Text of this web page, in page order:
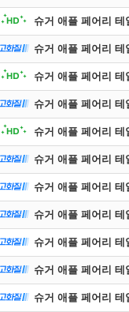
슈거 애플 페어리 테
슈거 애플 페어리 테
슈거 애플 페어리 테
슈거 애플 페어리 테
슈거 애플 페어리 테
슈거 애플 페어리 테
슈거 애플 페어리 테
슈거 애플 페어리 테
슈거 애플 페어리 테
슈거 애플 페어리 테
슈거 애플 페어리 테